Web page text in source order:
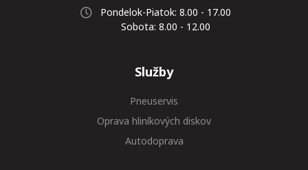
Pondelok-Piatok: 8.00 - 17.00
Sobota: 8.00 - 12.00
Služby
Pneuservis
Oprava hliníkových diskov
Autodoprava